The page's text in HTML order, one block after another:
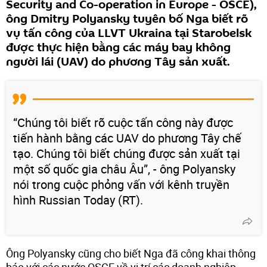
Security and Co-operation in Europe - OSCE),
ông Dmitry Polyansky tuyên bố Nga biết rõ
vụ tấn công của LLVT Ukraina tại Starobelsk
được thực hiện bằng các máy bay không
người lái (UAV) do phương Tây sản xuất.
“Chúng tôi biết rõ cuộc tấn công này được
tiến hành bằng các UAV do phương Tây chế
tạo. Chúng tôi biết chúng được sản xuất tại
một số quốc gia châu Âu”, - ông Polyansky
nói trong cuộc phỏng vấn với kênh truyền
hình Russian Today (RT).
Ông Polyansky cũng cho biết Nga đã công khai thông